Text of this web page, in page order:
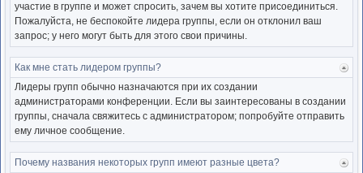
участие в группе и может спросить, зачем вы хотите присоединиться.
Пожалуйста, не беспокойте лидера группы, если он отклонил ваш
запрос; у него могут быть для этого свои причины.
Как мне стать лидером группы?
Лидеры групп обычно назначаются при их создании
администраторами конференции. Если вы заинтересованы в создании
группы, сначала свяжитесь с администратором; попробуйте отправить
ему личное сообщение.
Почему названия некоторых групп имеют разные цвета?